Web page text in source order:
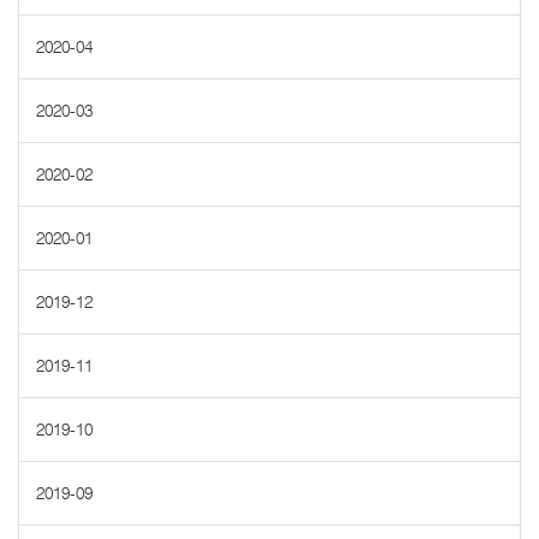
2020-04
2020-03
2020-02
2020-01
2019-12
2019-11
2019-10
2019-09